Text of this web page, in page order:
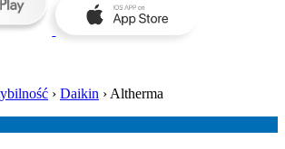
› Daikin › Altherma